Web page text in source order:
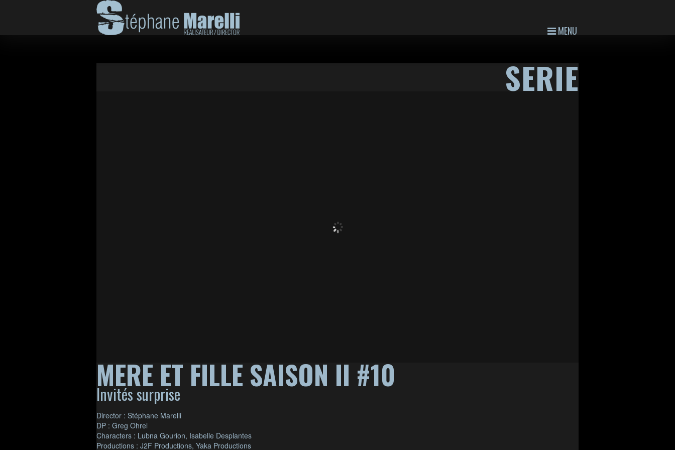
MENU
SERIE
MERE ET FILLE SAISON II #10
Invités surprise
Director : Stéphane Marelli
DP : Greg Ohrel
Characters : Lubna Gourion, Isabelle Desplantes
Productions : J2F Productions, Yaka Productions